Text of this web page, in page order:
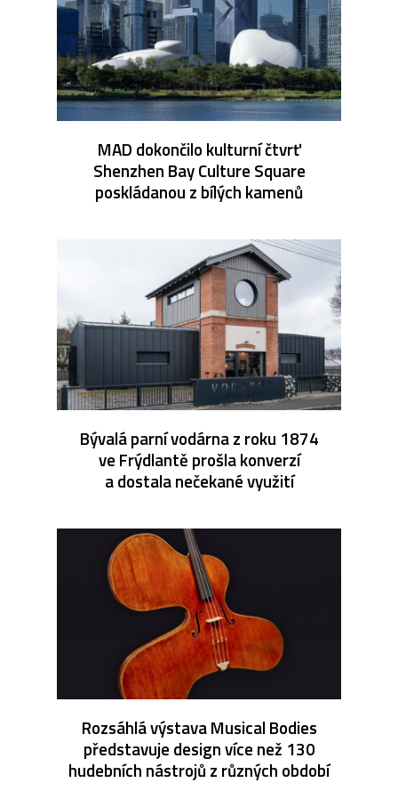
MAD dokončilo kulturní čtvrť
Shenzhen Bay Culture Square
poskládanou z bílých kamenů
Bývalá parní vodárna z roku 1874
ve Frýdlantě prošla konverzí
a dostala nečekané využití
Rozsáhlá výstava Musical Bodies
představuje design více než 130
hudebních nástrojů z různých období